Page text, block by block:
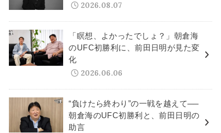
2026.08.07
「瞑想、よかったでしょ？」朝倉海
のUFC初勝利に、前田日明が見た変
化
2026.06.06
“負けたら終わり”の一戦を越えて──
朝倉海のUFC初勝利と、前田日明の
助言